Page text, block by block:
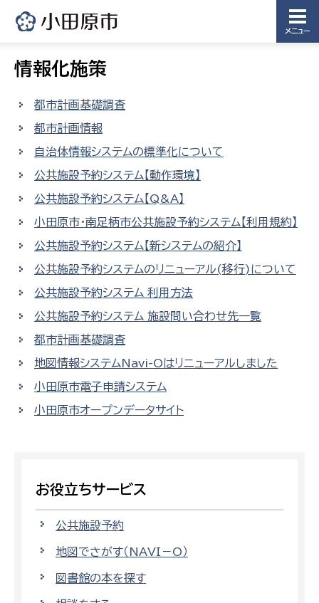
メニュー
情報化施策
都市計画基礎調査
都市計画情報
自治体情報システムの標準化について
公共施設予約システム【動作環境】
公共施設予約システム【Q&A】
小田原市・南足柄市公共施設予約システム【利用規約】
公共施設予約システム【新システムの紹介】
公共施設予約システムのリニューアル(移行)について
公共施設予約システム 利用方法
公共施設予約システム 施設問い合わせ先一覧
都市計画基礎調査
地図情報システムNavi-Oはリニューアルしました
小田原市電子申請システム
小田原市オープンデータサイト
お役立ちサービス
公共施設予約
地図でさがす（NAVI－O）
図書館の本を探す